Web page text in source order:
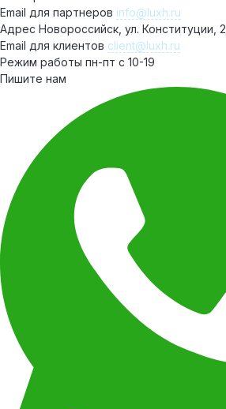
Email для партнеров info@luxh.ru
Адрес Новороссийск, ул. Конституции, 2
Email для клиентов client@luxh.ru
Режим работы пн-пт с 10-19
Пишите нам